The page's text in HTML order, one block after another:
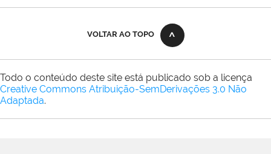
VOLTAR AO TOPO
Todo o conteúdo deste site está publicado sob a licença
Creative Commons Atribuição-SemDerivações 3.0 Não
Adaptada.